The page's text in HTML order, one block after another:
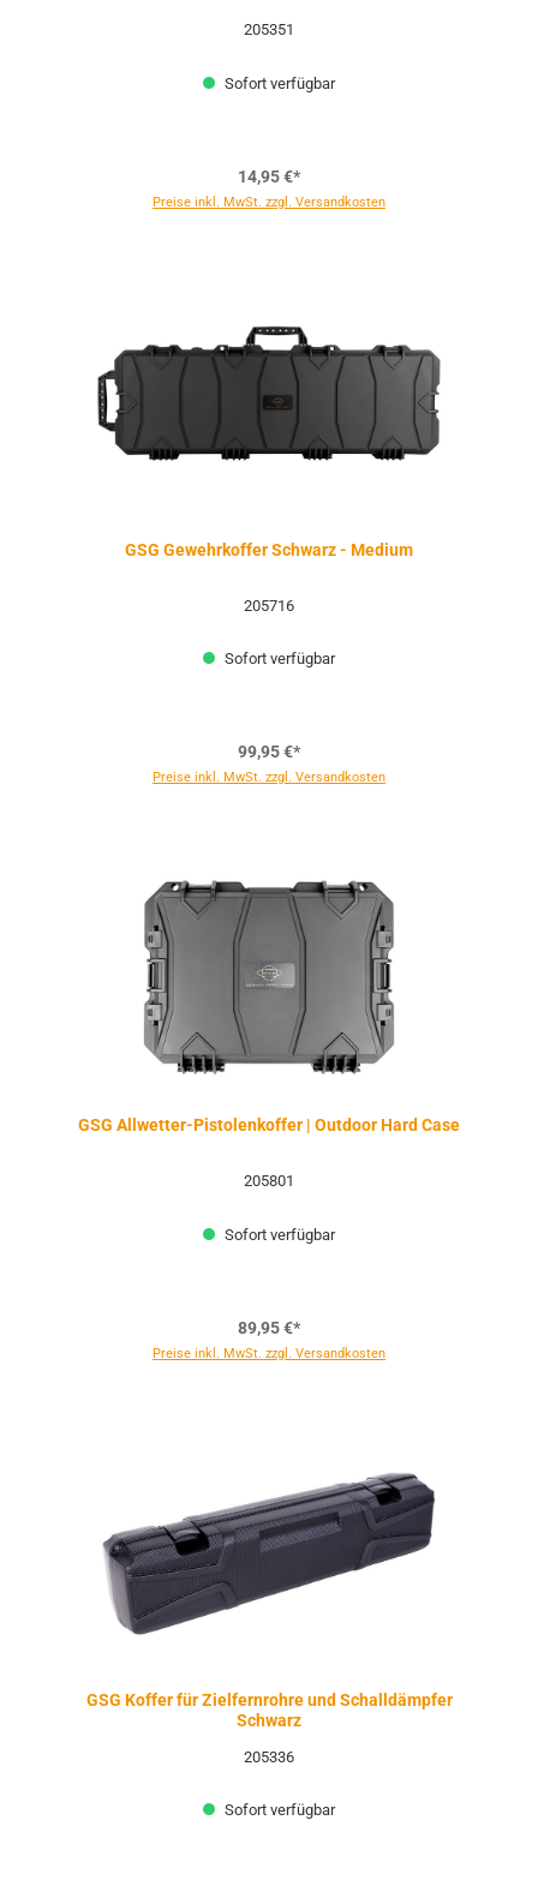
205351
Sofort verfügbar
14,95 €*
Preise inkl. MwSt. zzgl. Versandkosten
GSG Gewehrkoffer Schwarz - Medium
205716
Sofort verfügbar
99,95 €*
Preise inkl. MwSt. zzgl. Versandkosten
GSG Allwetter-Pistolenkoffer | Outdoor Hard Case
205801
Sofort verfügbar
89,95 €*
Preise inkl. MwSt. zzgl. Versandkosten
GSG Koffer für Zielfernrohre und Schalldämpfer
Schwarz
205336
Sofort verfügbar